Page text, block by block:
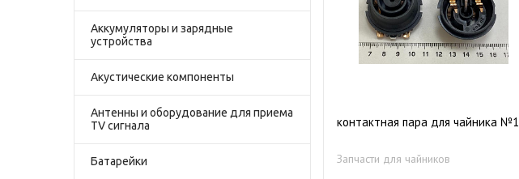
Аккумуляторы и зарядные
устройства
Акустические компоненты
Антенны и оборудование для приема
TV сигнала
Батарейки
контактная пара для чайника №1
Запчасти для чайников